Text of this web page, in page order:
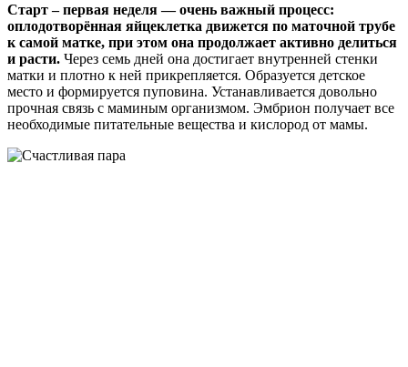
Старт – первая неделя — очень важный процесс:
оплодотворённая яйцеклетка движется по маточной трубе
к самой матке, при этом она продолжает активно делиться
и расти. Через семь дней она достигает внутренней стенки
матки и плотно к ней прикрепляется. Образуется детское
место и формируется пуповина. Устанавливается довольно
прочная связь с маминым организмом. Эмбрион получает все
необходимые питательные вещества и кислород от мамы.